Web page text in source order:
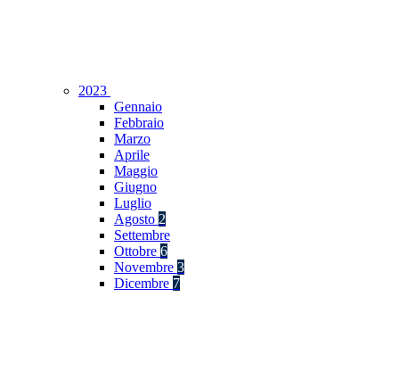
2023
Gennaio
Febbraio
Marzo
Aprile
Maggio
Giugno
Luglio
Agosto 2
Settembre
Ottobre 6
Novembre 3
Dicembre 7